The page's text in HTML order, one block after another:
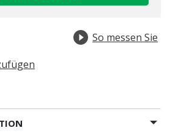
So messen Sie